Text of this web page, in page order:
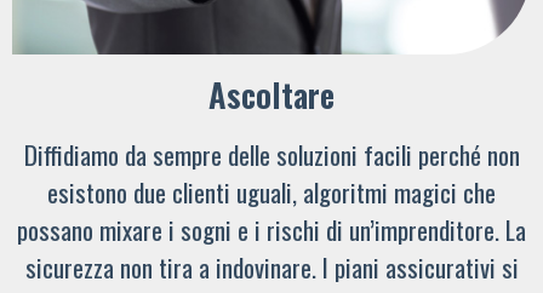
Ascoltare
Diffidiamo da sempre delle soluzioni facili perché non
esistono due clienti uguali, algoritmi magici che
possano mixare i sogni e i rischi di un’imprenditore. La
sicurezza non tira a indovinare. I piani assicurativi si